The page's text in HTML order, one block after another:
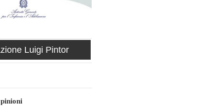
Luigi Pintor